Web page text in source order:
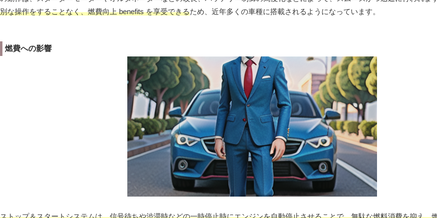
別な操作をすることなく、燃費向上 benefits を享受できるため、近年多くの車種に搭載されるようになっています。
燃費への影響